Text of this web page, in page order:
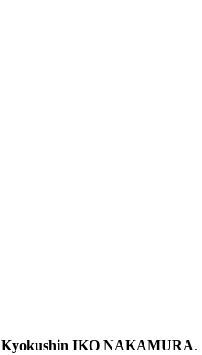
Kyokushin IKO NAKAMURA.